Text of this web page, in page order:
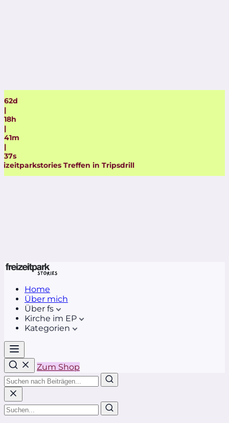
62d
|
18h
|
41m
|
36s
Treffen in Tripsdrill
Home
Über mich
Über fs
Kirche im EP
Kategorien
Zum Shop